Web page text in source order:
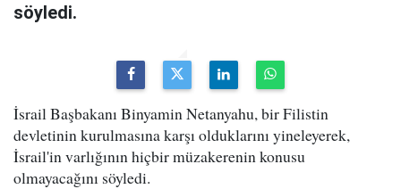
söyledi.
İsrail Başbakanı Binyamin Netanyahu, bir Filistin
devletinin kurulmasına karşı olduklarını yineleyerek,
İsrail'in varlığının hiçbir müzakerenin konusu
olmayacağını söyledi.